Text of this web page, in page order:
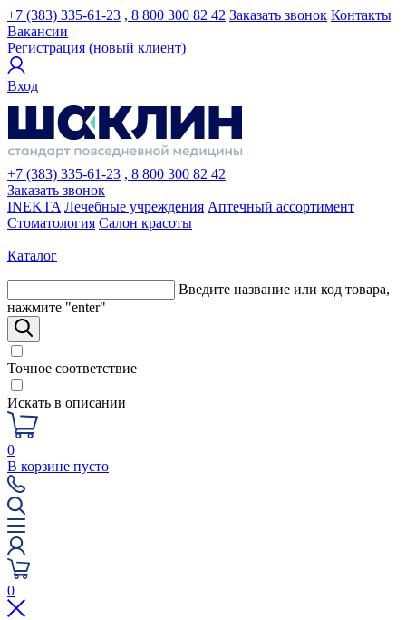
+7 (383) 335-61-23 , 8 800 300 82 42 Заказать звонок Контакты
Вакансии
Регистрация (новый клиент)
Вход
+7 (383) 335-61-23 , 8 800 300 82 42
Заказать звонок
INEKTA Лечебные учреждения Аптечный ассортимент
Стоматология Салон красоты
Каталог
Введите название или код товара,
нажмите "enter"
Точное соответствие
Искать в описании
0
В корзине пусто
0